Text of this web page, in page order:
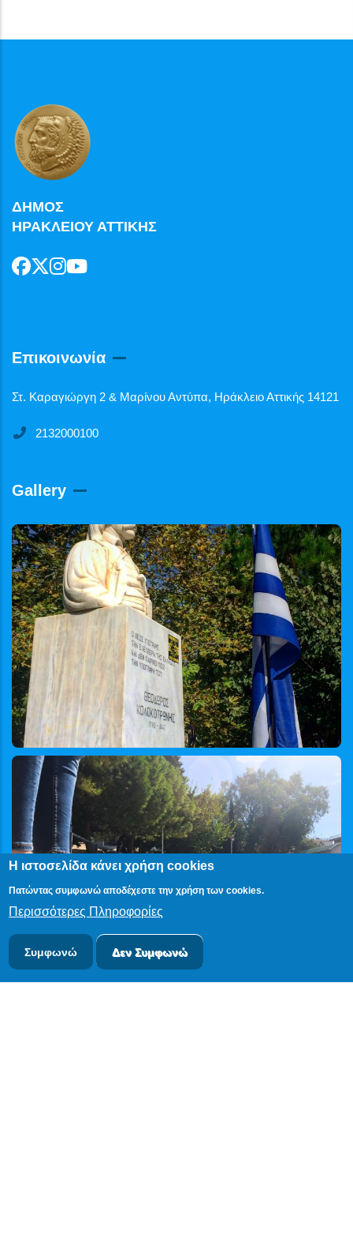
ΔΗΜΟΣ
ΗΡΑΚΛΕΙΟΥ ΑΤΤΙΚΗΣ
Επικοινωνία
Στ. Καραγιώργη 2 & Μαρίνου Αντύπα, Ηράκλειο Αττικής 14121
2132000100
Gallery
Η ιστοσελίδα κάνει χρήση cookies
Πατώντας συμφωνώ αποδέχεστε την χρήση των cookies.
Περισσότερες Πληροφορίες
Συμφωνώ Δεν Συμφωνώ